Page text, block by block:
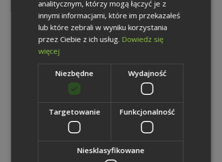
Pobierz plik
Zdjęcia Grupy Kapitałowej Węglokoks S.A. - Energetyka
2,65 MB | zip
Pobierz plik
Zdjęcia Grupy Kapitałowej Węglokoks S.A. - Hutnictwo
4,13 MB | zip
Pobierz plik
Zdjęcia Grupy Kapitałowej Węglokoks S.A. - Logistyka
analitycznym, którzy mogą łączyć je z
innymi informacjami, które im przekazałeś
lub które zebrali w wyniku korzystania
przez Ciebie z ich usług. Dowiedz się
więcej
Niezbędne Wydajność
Targetowanie Funkcjonalność
Niesklasyfikowane